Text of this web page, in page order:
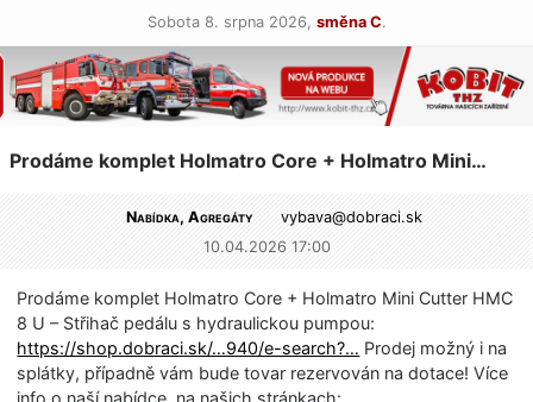
Sobota 8. srpna 2026, směna C.
Prodáme komplet Holmatro Core + Holmatro Mini…
Nabídka, Agregáty vybava@dobraci.sk
10.04.2026 17:00
Prodáme komplet Holmatro Core + Holmatro Mini Cutter HMC
8 U – Střihač pedálu s hydraulickou pumpou:
https://shop.dobraci.sk/…940/e-search?… Prodej možný i na
splátky, případně vám bude tovar rezervován na dotace! Více